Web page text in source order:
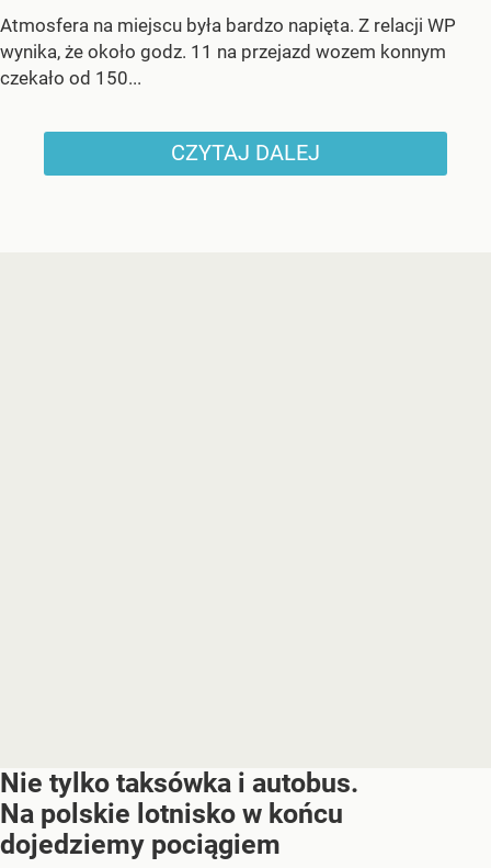
Atmosfera na miejscu była bardzo napięta. Z relacji WP
wynika, że około godz. 11 na przejazd wozem konnym
czekało od 150...
CZYTAJ DALEJ
Nie tylko taksówka i autobus.
Na polskie lotnisko w końcu
dojedziemy pociągiem